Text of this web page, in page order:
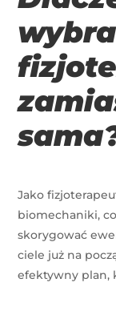
Jako
biomechaniki,
skorygować
ciele już na
efektywny plan,